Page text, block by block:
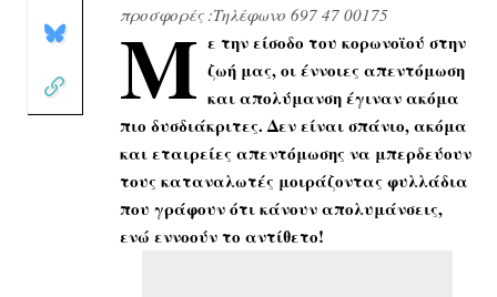
προσφορές :Τηλέφωνο 697 47 00175
Μ ε την είσοδο του κορωνοϊού στην
ζωή μας, οι έννοιες απεντόμωση
και απολύμανση έγιναν ακόμα
πιο δυσδιάκριτες. Δεν είναι σπάνιο, ακόμα
και εταιρείες απεντόμωσης να μπερδεύουν
τους καταναλωτές μοιράζοντας φυλλάδια
που γράφουν ότι κάνουν απολυμάνσεις,
ενώ εννοούν το αντίθετο!